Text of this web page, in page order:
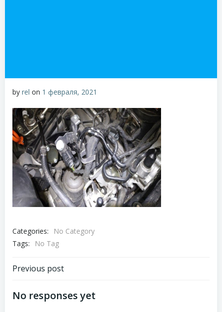
by rel on 1 февраля, 2021
Categories:
No Category
Tags:
No Tag
Навигация
по
Previous post
No responses yet